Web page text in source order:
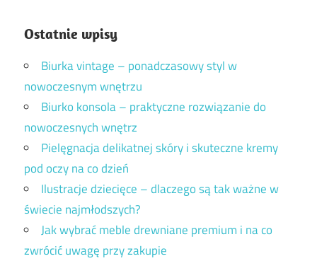
Ostatnie wpisy
Biurka vintage – ponadczasowy styl w
nowoczesnym wnętrzu
Biurko konsola – praktyczne rozwiązanie do
nowoczesnych wnętrz
Pielęgnacja delikatnej skóry i skuteczne kremy
pod oczy na co dzień
Ilustracje dziecięce – dlaczego są tak ważne w
świecie najmłodszych?
Jak wybrać meble drewniane premium i na co
zwrócić uwagę przy zakupie